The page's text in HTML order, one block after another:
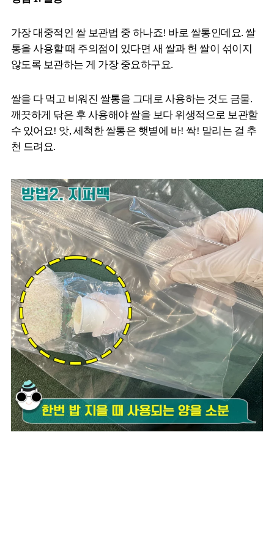
가장 대중적인 쌀 보관법 중 하나죠! 바로 쌀통인데요. 쌀
통을 사용할 때 주의점이 있다면 새 쌀과 헌 쌀이 섞이지
않도록 보관하는 게 가장 중요하구요.
쌀을 다 먹고 비워진 쌀통을 그대로 사용하는 것도 금물.
깨끗하게 닦은 후 사용해야 쌀을 보다 위생적으로 보관할
수 있어요! 앗, 세척한 쌀통은 햇볕에 바! 싹! 말리는 걸 추
천 드려요.